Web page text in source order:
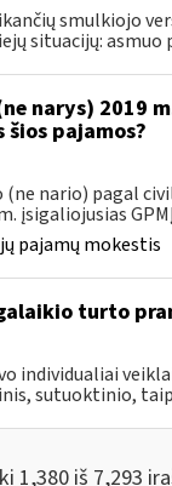
smulkiojo
situacijų: asmuo
narys) 2019
pajamos?
nario) pagal
įsigaliojusias
pajamų mokestis
turto
individualiai
sutuoktinio,
1,380 iš 7,293